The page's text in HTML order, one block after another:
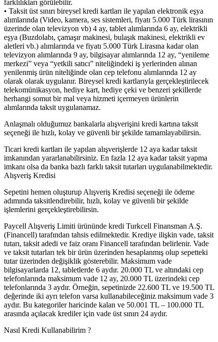
farklılıkları görülebilir.
• Taksit üst sınırı bireysel kredi kartları ile yapılan elektronik eşya
alımlarında (Video, kamera, ses sistemleri, fiyatı 5.000 Türk lirasının
üzerinde olan televizyon vb) 4 ay, tablet alımlarında 6 ay, elektrikli
eşya (Buzdolabı, çamaşır makinesi, bulaşık makinesi, elektrikli ev
aletleri vb.) alımlarında ve fiyatı 5.000 Türk Lirasına kadar olan
televizyon alımlarında 9 ay, bilgisayar alımlarında 12 ay, “yenileme
merkezi” veya “yetkili satıcı” niteliğindeki iş yerlerinden alınan
yenilenmiş ürün niteliğinde olan cep telefonu alımlarında 12 ay
olarak olarak uygulanır. Bireysel kredi kartlarıyla gerçekleştirilecek
telekomünikasyon, hediye kart, hediye çeki ve benzeri şekillerde
herhangi somut bir mal veya hizmeti içermeyen ürünlerin
alımlarında taksit uygulanamaz.
Anlaşmalı olduğumuz bankalarla alışverişini kredi kartına taksit
seçeneği ile hızlı, kolay ve güvenli bir şekilde tamamlayabilirsin.
Ticari kredi kartları ile yapılan alışverişlerde 12 aya kadar taksit
imkanından yararlanabilirsiniz. En fazla 12 aya kadar taksit yapma
imkanı olsa da banka bazlı farklı taksit tutarları uygulanabilmektedir.
Alışveriş Kredisi
Sepetini hemen oluşturup Alışveriş Kredisi seçeneği ile ödeme
adımında taksitlendirebilir, hızlı, kolay ve güvenli bir şekilde
işlemlerini gerçekleştirebilirsin.
Paycell Alışveriş Limiti ürününde kredi Turkcell Finansman A.Ş.
(Financell) tarafından tahsis edilmektedir. Krediye ilişkin vade, taksit
tutarı, taksit adedi ve faiz oranı Financell tarafından belirlenir. Vade
ve taksit tutarları tek bir ürün üzerinden hesaplanmış olup sepetteki
tutar üzerinden değişiklik gösterebilir. Maksimum vade
bilgisayarlarda 12, tabletlerde 6 aydır. 20.000 TL ve altındaki cep
telefonlarında maksimum vade 12 ay, 20.000 TL üzerindeki cep
telefonlarında 3 aydır. Örneğin, sepetinizde 22.600 TL ve 19.500 TL
değerinde iki ayrı telefon varsa kullanabileceğiniz maksimum vade 3
aydır. Bu kategoriler haricinde kalan ve 50.001 TL – 100.000 TL
arasında açılacak krediler için vade üst sınırı 24 aydır.
Nasıl Kredi Kullanabilirim ?